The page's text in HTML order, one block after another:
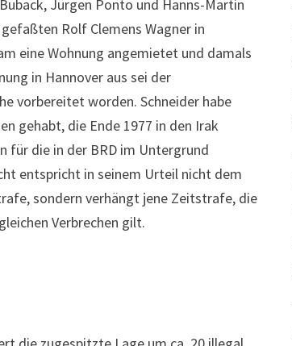
Jürgen Ponto und Hanns-Martin
Rolf Clemens Wagner in
eine Wohnung angemietet und damals
in Hannover aus sei der
vorbereitet worden. Schneider habe
gehabt, die Ende 1977 in den Irak
für die in der BRD im Untergrund
entspricht in seinem Urteil nicht dem
sondern verhängt jene Zeitstrafe, die
Verbrechen gilt.